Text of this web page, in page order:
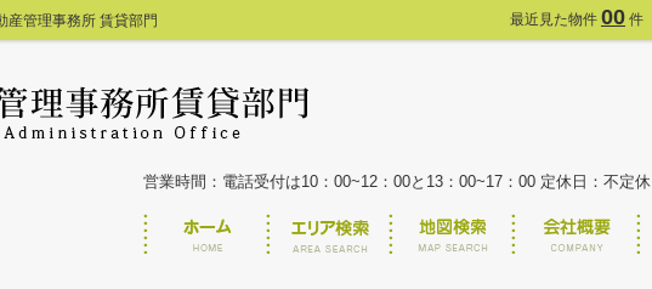
産管理事務所 賃貸部門 最近見た物件 00 件
営業時間：電話受付は10：00~12：00と13：00~17：00 定休日：不定休